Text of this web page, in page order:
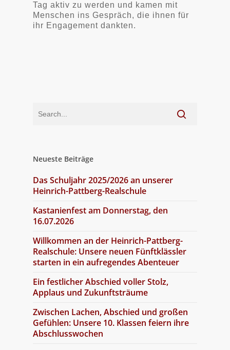
Tag aktiv zu werden und kamen mit
Menschen ins Gespräch, die ihnen für
ihr Engagement dankten.
Neueste Beiträge
Das Schuljahr 2025/2026 an unserer
Heinrich-Pattberg-Realschule
Kastanienfest am Donnerstag, den
16.07.2026
Willkommen an der Heinrich-Pattberg-
Realschule: Unsere neuen Fünftklässler
starten in ein aufregendes Abenteuer
Ein festlicher Abschied voller Stolz,
Applaus und Zukunftsträume
Zwischen Lachen, Abschied und großen
Gefühlen: Unsere 10. Klassen feiern ihre
Abschlusswochen